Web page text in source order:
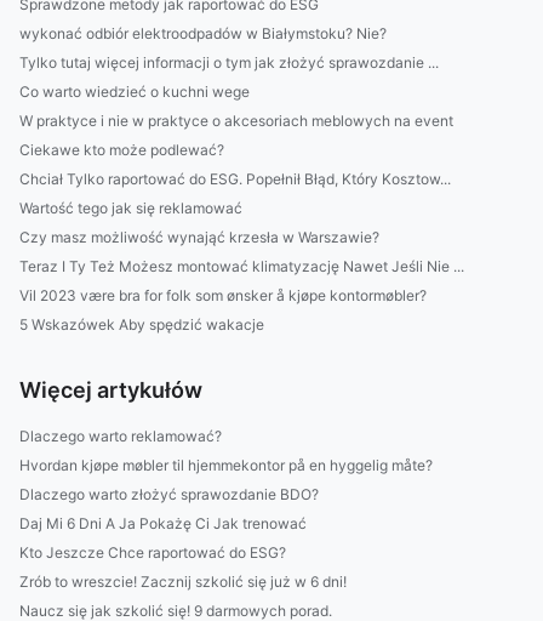
Sprawdzone metody jak raportować do ESG
wykonać odbiór elektroodpadów w Białymstoku? Nie?
Tylko tutaj więcej informacji o tym jak złożyć sprawozdanie ...
Co warto wiedzieć o kuchni wege
W praktyce i nie w praktyce o akcesoriach meblowych na event
Ciekawe kto może podlewać?
Chciał Tylko raportować do ESG. Popełnił Błąd, Który Kosztow...
Wartość tego jak się reklamować
Czy masz możliwość wynająć krzesła w Warszawie?
Teraz I Ty Też Możesz montować klimatyzację Nawet Jeśli Nie ...
Vil 2023 være bra for folk som ønsker å kjøpe kontormøbler?
5 Wskazówek Aby spędzić wakacje
Więcej artykułów
Dlaczego warto reklamować?
Hvordan kjøpe møbler til hjemmekontor på en hyggelig måte?
Dlaczego warto złożyć sprawozdanie BDO?
Daj Mi 6 Dni A Ja Pokażę Ci Jak trenować
Kto Jeszcze Chce raportować do ESG?
Zrób to wreszcie! Zacznij szkolić się już w 6 dni!
Naucz się jak szkolić się! 9 darmowych porad.